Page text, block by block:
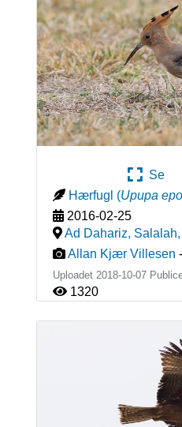
Se
Hærfugl (Upupa
2016-02-25
Ad Dahariz, Salalah,
Allan Kjær Villesen -
Uploadet 2018-10-07
1320